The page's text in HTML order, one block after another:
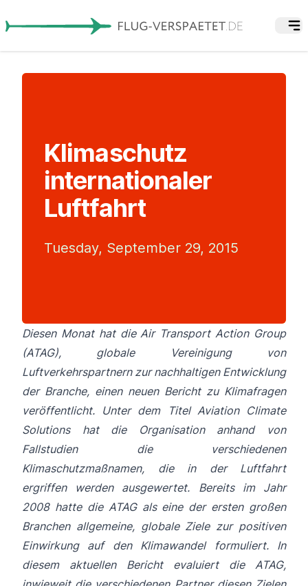
Klimaschutz
internationaler
Luftfahrt
Tuesday, September 29, 2015
Diesen Monat hat die Air Transport Action Group
(ATAG), globale Vereinigung von
Luftverkehrspartnern zur nachhaltigen Entwicklung
der Branche, einen neuen Bericht zu Klimafragen
veröffentlicht. Unter dem Titel Aviation Climate
Solutionshat die Organisation anhand von
Fallstudien die verschiedenen
Klimaschutzmaßnamen, die in der Luftfahrt
ergriffen werden ausgewertet. Bereits im Jahr
2008 hatte die ATAG als eine der ersten großen
Branchen allgemeine, globale Ziele zur positiven
Einwirkung auf den Klimawandel formuliert. In
diesem aktuellen Bericht evaluiert die ATAG,